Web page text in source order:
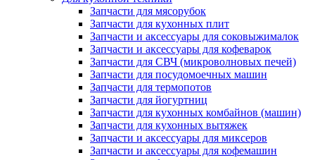
Запчасти для мясорубок
Запчасти для кухонных плит
Запчасти и аксессуары для соковыжималок
Запчасти и аксессуары для кофеварок
Запчасти для СВЧ (микроволновых печей)
Запчасти для посудомоечных машин
Запчасти для термопотов
Запчасти для йогуртниц
Запчасти для кухонных комбайнов (машин)
Запчасти для кухонных вытяжек
Запчасти и аксессуары для миксеров
Запчасти и аксессуары для кофемашин